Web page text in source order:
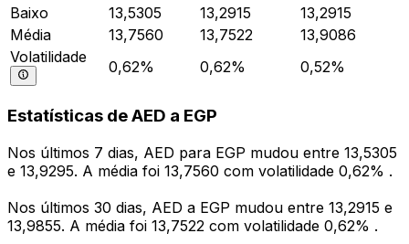
Baixo
13,5305 13,2915
13,2915
Média
13,7560 13,7522
13,9086
Volatilidade
0,62% 0,62% 0,52%
Estatísticas de AED a EGP
Nos últimos 7 dias, AED para EGP mudou entre 13,5305
e 13,9295. A média foi 13,7560 com volatilidade 0,62% .
Nos últimos 30 dias, AED a EGP mudou entre 13,2915 e
13,9855. A média foi 13,7522 com volatilidade 0,62% .